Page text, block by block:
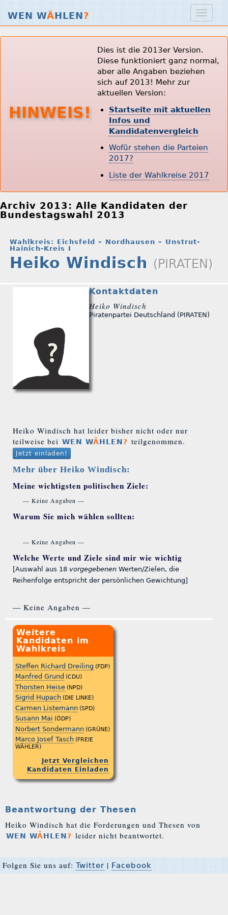
WEN WÄHLEN?
HINWEIS!
Dies ist die 2013er Version.
Diese funktioniert ganz normal,
aber alle Angaben beziehen
sich auf 2013! Mehr zur
aktuellen Version:
Startseite mit aktuellen
Infos und
Kandidatenvergleich
Wofür stehen die Parteien
2017?
Liste der Wahlkreise 2017
Archiv 2013: Alle Kandidaten der
Bundestagswahl 2013
Wahlkreis: Eichsfeld – Nordhausen – Unstrut-
Hainich-Kreis I
Heiko Windisch (PIRATEN)
Heiko Windisch hat leider bisher nicht oder nur
teilweise bei WEN WÄHLEN? teilgenommen.
Jetzt einladen!
Mehr über Heiko Windisch:
Meine wichtigsten politischen Ziele:
— Keine Angaben —
Warum Sie mich wählen sollten:
— Keine Angaben —
Welche Werte und Ziele sind mir wie wichtig
[Auswahl aus 18 vorgegebenen Werten/Zielen, die
Reihenfolge entspricht der persönlichen Gewichtung]
— Keine Angaben —
Kontaktdaten
Heiko Windisch
Piratenpartei Deutschland (PIRATEN)
Weitere
Kandidaten im
Wahlkreis
Steffen Richard Dreiling (FDP)
Manfred Grund (CDU)
Thorsten Heise (NPD)
Sigrid Hupach (DIE LINKE)
Carmen Listemann (SPD)
Susann Mai (ÖDP)
Norbert Sondermann (GRÜNE)
Marco Josef Tasch (FREIE
WÄHLER)
Jetzt Vergleichen
Kandidaten Einladen
Beantwortung der Thesen
Heiko Windisch hat die Forderungen und Thesen von
WEN WÄHLEN? leider nicht beantwortet.
Folgen Sie uns auf: Twitter | Facebook